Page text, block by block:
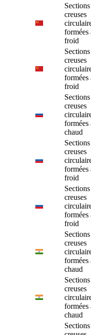
Sections
creuses
formées
froid
Sections
creuses
formées
froid
Sections
creuses
formées
chaud
Sections
creuses
formées
froid
Sections
creuses
formées
froid
Sections
creuses
formées
chaud
Sections
creuses
formées
chaud
Sections